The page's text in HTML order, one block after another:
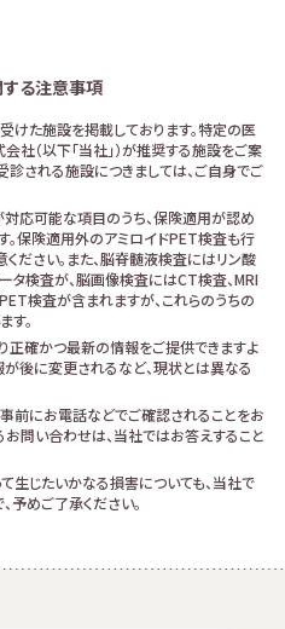
する注意事項
けた施設を掲載しております。特定の医
（以下「当社」）が推奨する施設をご案
診される施設につきましては、ご自身でご
応可能な項目のうち、保険適用が認め
。保険適用外のアミロイドPET検査も行
ださい。また、脳脊髄液検査にはリン酸
タ検査が、脳画像検査にはCT検査、MRI
検査が含まれますが、これらのうちの
す。
正確かつ最新の情報をご提供できますよ
が後に変更されるなど、現状とは異なる
前にお電話などでご確認されることをお
問い合わせは、当社ではお答えすること
生じたいかなる損害についても、当社で
予めご了承ください。